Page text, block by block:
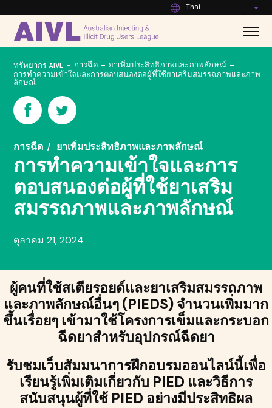
Thai
ทรัพยากร AIVL - การฉีด - ยาเพิ่มประสิทธิภาพและภาพลักษณ์ -
การทำความเข้าใจและการตอบสนองต่อผู้ที่ใช้ยาเสริมสมรรถภาพและภาพ
ลักษณ์
การฉีด ยาเพิ่มประสิทธิภาพและภาพลักษณ์
การทำความเข้าใจและการ
ตอบสนองต่อผู้ที่ใช้ยาเสริม
สมรรถภาพและภาพลักษณ์
ตุลาคม 21, 2024
ผู้คนที่ใช้สเตียรอยด์และยาเสริมสมรรถภาพ
และภาพลักษณ์อื่นๆ (PIEDS) จำนวนเพิ่มมาก
ขึ้นเรื่อยๆ เข้ามาใช้โครงการเข็มและกระบอก
ฉีดยาสำหรับอุปกรณ์ฉีดยา
รับชมเว็บสัมมนาการฝึกอบรมออนไลน์นี้เพื่อ
เรียนรู้เพิ่มเติมเกี่ยวกับ PIED และวิธีการ
สนับสนุนผู้ที่ใช้ PIED อย่างมีประสิทธิผล